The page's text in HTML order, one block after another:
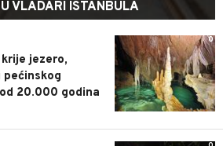
VLADARI ISTANBULA
0
jezero,
20.000 godina